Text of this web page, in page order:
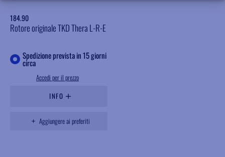
184.90
Rotore originale TKD Thera L-R-E
Spedizione prevista in 15 giorni
circa
Accedi per il prezzo
INFO
Aggiungere ai preferiti